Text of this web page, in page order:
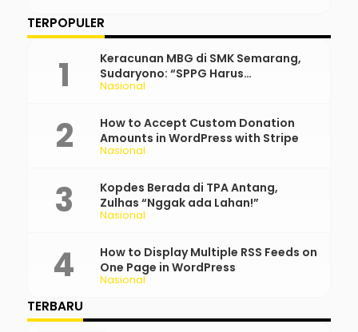
TERPOPULER
Nasional
Keracunan MBG di SMK Semarang,
Sudaryono: “SPPG Harus
Bertanggung Jawab!”
Nasional
How to Accept Custom Donation
Amounts in WordPress with Stripe
Nasional
Kopdes Berada di TPA Antang,
Zulhas “Nggak ada Lahan!”
Nasional
How to Display Multiple RSS Feeds on
One Page in WordPress
TERBARU